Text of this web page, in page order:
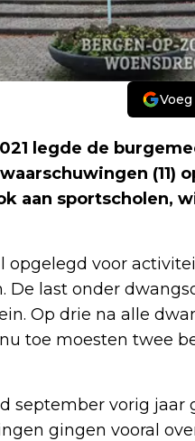
legde de
(11)
aan sportscholen,
opgelegd voor
De last onder
Op drie na alle
toe moesten twee
september vorig jaar
gingen vooral